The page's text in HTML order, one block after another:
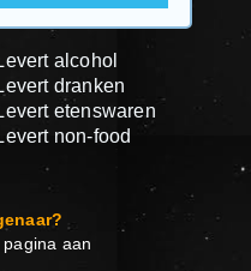
alcohol
dranken
etenswaren
non-food
aan